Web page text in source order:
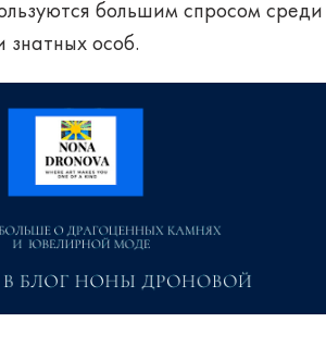
большим спросом среди
знатных особ.